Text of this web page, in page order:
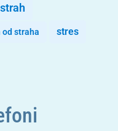
strah
od straha stres